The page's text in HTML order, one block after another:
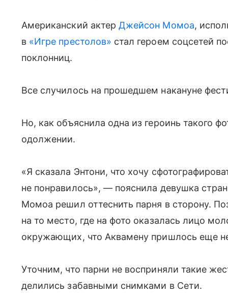
Американский актерДжейсон Момоа,
в «Игре престолов» стал героем соцсетей
поклонниц.
Все случилось на прошедшем накануне
Но, как объяснила одна из героинь такого
одолжении.
«Я сказала Энтони, что хочу
не понравилось», — пояснила девушка
Момоа решил оттеснить парня в сторону.
на то место, где на фото оказалась лицо
окружающих, что Аквамену пришлось еще
Уточним, что парни не восприняли такие
делились забавными снимками в Сети.